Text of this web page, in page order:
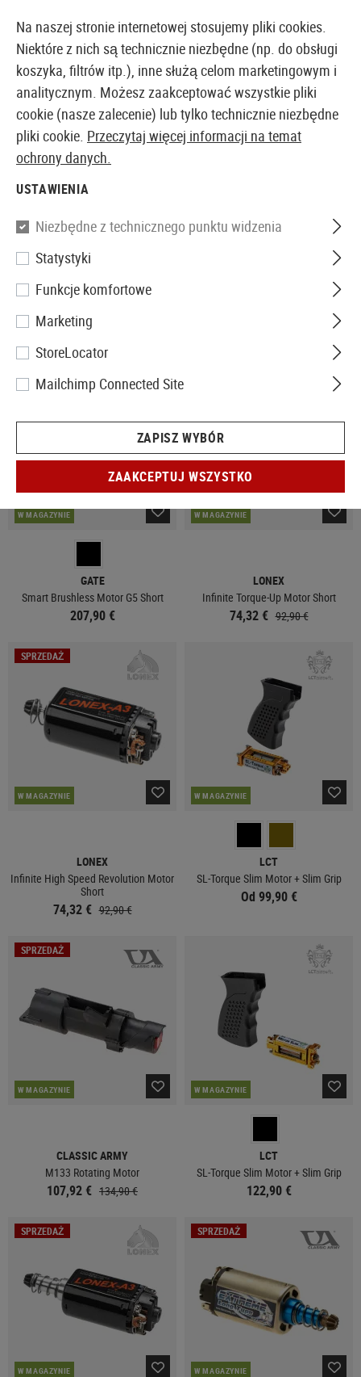
EUROPEJSKI AIRSOFT SKLEP I HURTOWNIA
Strona główna
75 Produkty
W MAGAZYNIE
GATE
Smart Brushless Motor G5 Short
207,90 €
W MAGAZYNIE
LONEX
Infinite Torque-Up Motor Short
74,32 € 92,90 €
SPRZEDAŻ
W MAGAZYNIE
LONEX
Infinite High Speed Revolution Motor
Short
74,32 € 92,90 €
W MAGAZYNIE
LCT
SL-Torque Slim Motor + Slim Grip
Od 99,90 €
SPRZEDAŻ
W MAGAZYNIE
CLASSIC ARMY
M133 Rotating Motor
107,92 € 134,90 €
W MAGAZYNIE
LCT
SL-Torque Slim Motor + Slim Grip
122,90 €
SPRZEDAŻ
W MAGAZYNIE
SPRZEDAŻ
W MAGAZYNIE
Na naszej stronie internetowej stosujemy pliki cookies.
Niektóre z nich są technicznie niezbędne (np. do obsługi
koszyka, filtrów itp.), inne służą celom marketingowym i
analitycznym. Możesz zaakceptować wszystkie pliki
cookie (nasze zalecenie) lub tylko technicznie niezbędne
pliki cookie. Przeczytaj więcej informacji na temat
ochrony danych.
USTAWIENIA
Niezbędne z technicznego punktu widzenia
Statystyki
Funkcje komfortowe
Marketing
StoreLocator
Mailchimp Connected Site
ZAPISZ WYBÓR
ZAAKCEPTUJ WSZYSTKO